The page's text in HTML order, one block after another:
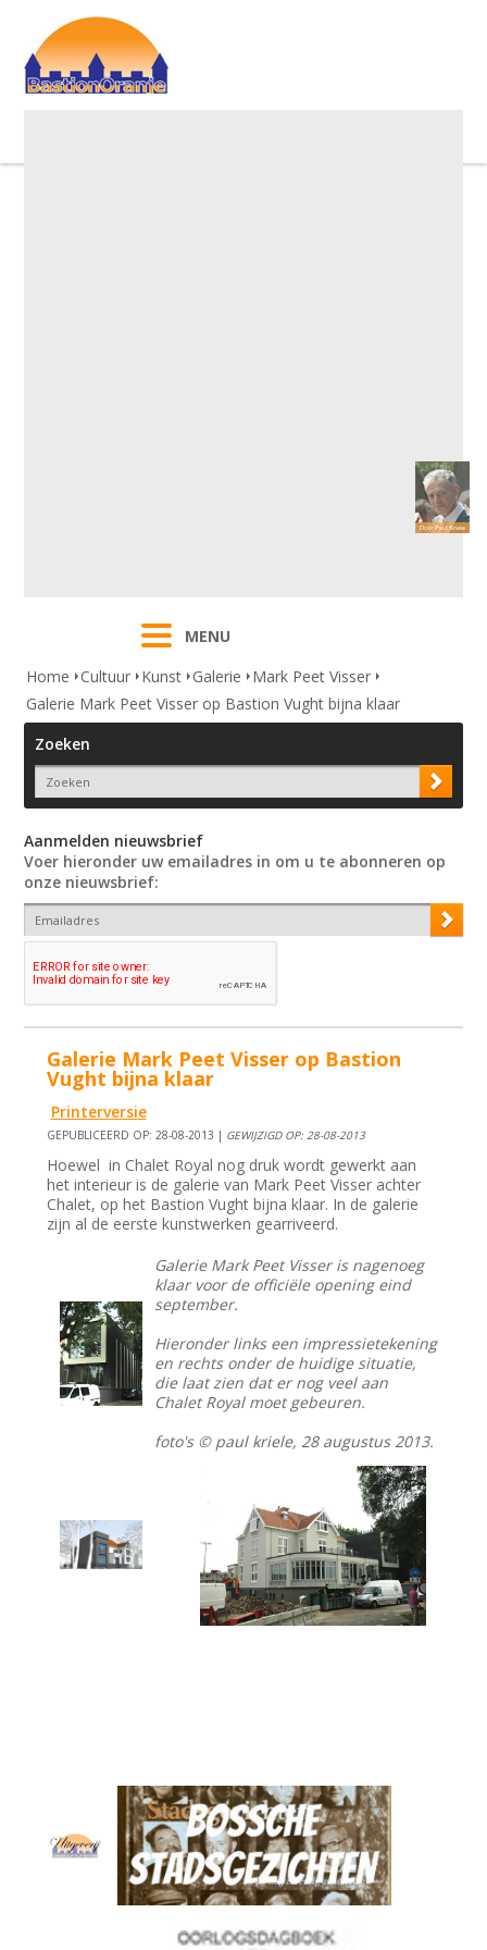
MENU
Home
Cultuur Kunst Galerie
Mark Peet Visser
Galerie Mark Peet Visser op Bastion Vught bijna klaar
Zoeken
Aanmelden nieuwsbrief
Voer hieronder uw emailadres in om u te abonneren op
onze nieuwsbrief:
Galerie Mark Peet Visser op Bastion
Vught bijna klaar
Printerversie
GEPUBLICEERD OP: 28-08-2013 | GEWIJZIGD OP: 28-08-2013
Hoewel in Chalet Royal nog druk wordt gewerkt aan
het interieur is de galerie van Mark Peet Visser achter
Chalet, op het Bastion Vught bijna klaar. In de galerie
zijn al de eerste kunstwerken gearriveerd.
Galerie Mark Peet Visser is nagenoeg
klaar voor de officiële opening eind
september.
Hieronder links een impressietekening
en rechts onder de huidige situatie,
die laat zien dat er nog veel aan
Chalet Royal moet gebeuren.
foto's © paul kriele, 28 augustus 2013.